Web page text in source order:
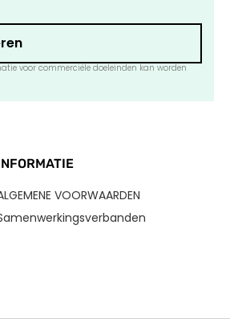
voor commerciële doeleinden kan worden
VOORWAARDEN